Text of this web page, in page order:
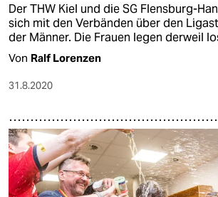
Der THW Kiel und die SG Flensburg-
sich mit den Verbänden über den
der Männer. Die Frauen legen derweil
Von Ralf Lorenzen
31.8.2020